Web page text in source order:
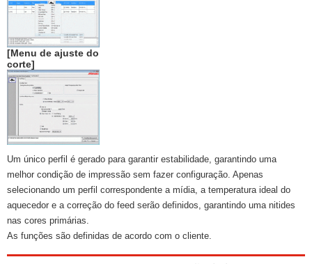
[Menu de ajuste do
corte]
Um único perfil é gerado para garantir estabilidade, garantindo uma
melhor condição de impressão sem fazer configuração. Apenas
selecionando um perfil correspondente a mídia, a temperatura ideal do
aquecedor e a correção do feed serão definidos, garantindo uma nitides
nas cores primárias.
As funções são definidas de acordo com o cliente.